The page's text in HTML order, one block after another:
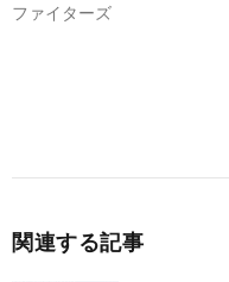
ファイターズ
関連する記事